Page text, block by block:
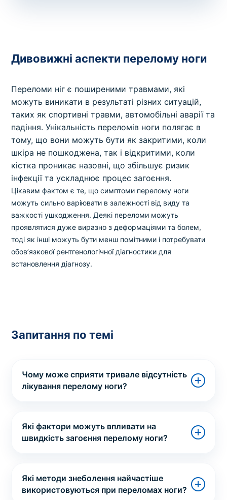
Дивовижні аспекти перелому ноги
Переломи ніг є поширеними травмами, які
можуть виникати в результаті різних ситуацій,
таких як спортивні травми, автомобільні аварії та
падіння. Унікальність переломів ноги полягає в
тому, що вони можуть бути як закритими, коли
шкіра не пошкоджена, так і відкритими, коли
кістка проникає назовні, що збільшує ризик
інфекції та ускладнює процес загоєння.
Цікавим фактом є те, що симптоми перелому ноги
можуть сильно варіювати в залежності від виду та
важкості ушкодження. Деякі переломи можуть
проявлятися дуже виразно з деформаціями та болем,
тоді як інші можуть бути менш помітними і потребувати
обов’язкової рентгенологічної діагностики для
встановлення діагнозу.
Запитання по темі
Чому може сприяти тривале відсутність
лікування перелому ноги?
Які фактори можуть впливати на
швидкість загоєння перелому ноги?
Які методи знеболення найчастіше
використовуються при переломах ноги?